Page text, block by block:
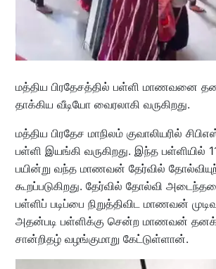
மத்திய பிரதேசத்தில் பள்ளி மாணவனை
தாக்கிய வீடியோ வைரலாகி வருகிறது.
மத்திய பிரதேச மாநிலம் குவாலியரில்
பள்ளி இயங்கி வருகிறது. இந்த பள்ளியில்
பயின்று வந்த மாணவன் தேர்வில்
கூறப்படுகிறது. தேர்வில் தோல்வி
பள்ளிப் படிப்பை நிறுத்திவிட மாணவன்
அதன்படி பள்ளிக்கு சென்ற மாணவன்
சான்றிதழ் வழங்குமாறு கேட்டுள்ளான்.